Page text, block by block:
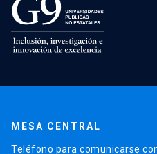
MESA CENTRAL
Teléfono para comunicarse